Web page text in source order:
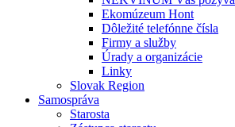
Ekomúzeum Hont
Dôležité telefónne čísla
Firmy a služby
Úrady a organizácie
Linky
Slovak Region
Samospráva
Starosta